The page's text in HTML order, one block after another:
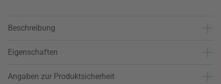
Beschreibung
Eigenschaften
Angaben zur Produktsicherheit